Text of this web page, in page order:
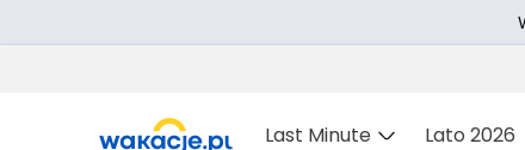
Last Minute Lato 2026